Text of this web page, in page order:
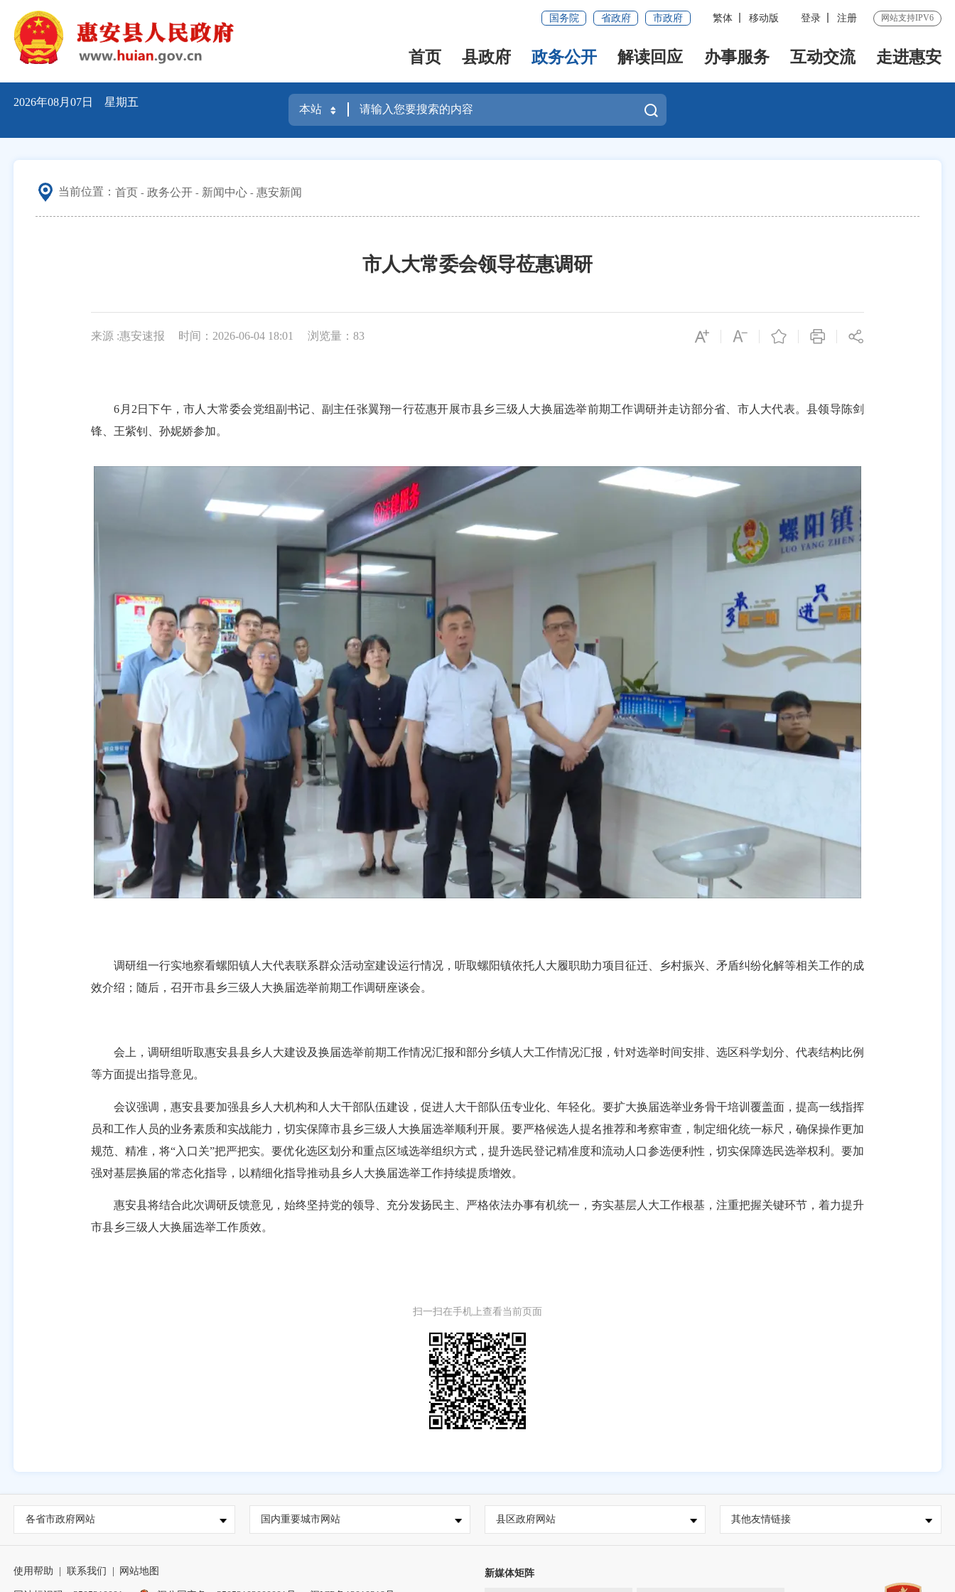
国务院 省政府 市政府 繁体 移动版 登录 注册 网站支持IPV6
首页 县政府 政务公开 解读回应 办事服务 互动交流 走进惠安
2026年08月07日 星期五
当前位置： 首页 政务公开 新闻中心 惠安新闻
市人大常委会领导莅惠调研
来源 :惠安速报 时间：2026-06-04 18:01 浏览量： 83
6月2日下午，市人大常委会党组副书记、副主任张翼翔一行莅惠开展市县乡三级人大换届选举前期工作调研并走访部分省、市人大代表。县领导陈剑
锋、王紫钊、孙妮娇参加。
调研组一行实地察看螺阳镇人大代表联系群众活动室建设运行情况，听取螺阳镇依托人大履职助力项目征迁、乡村振兴、矛盾纠纷化解等相关工作的成
效介绍；随后，召开市县乡三级人大换届选举前期工作调研座谈会。
会上，调研组听取惠安县县乡人大建设及换届选举前期工作情况汇报和部分乡镇人大工作情况汇报，针对选举时间安排、选区科学划分、代表结构比例
等方面提出指导意见。
会议强调，惠安县要加强县乡人大机构和人大干部队伍建设，促进人大干部队伍专业化、年轻化。要扩大换届选举业务骨干培训覆盖面，提高一线指挥
员和工作人员的业务素质和实战能力，切实保障市县乡三级人大换届选举顺利开展。要严格候选人提名推荐和考察审查，制定细化统一标尺，确保操作更加
规范、精准，将“入口关”把严把实。要优化选区划分和重点区域选举组织方式，提升选民登记精准度和流动人口参选便利性，切实保障选民选举权利。要加
强对基层换届的常态化指导，以精细化指导推动县乡人大换届选举工作持续提质增效。
惠安县将结合此次调研反馈意见，始终坚持党的领导、充分发扬民主、严格依法办事有机统一，夯实基层人大工作根基，注重把握关键环节，着力提升
市县乡三级人大换届选举工作质效。
扫一扫在手机上查看当前页面
各省市政府网站 国内重要城市网站 县区政府网站 其他友情链接
使用帮助 联系我们 网站地图 新媒体矩阵